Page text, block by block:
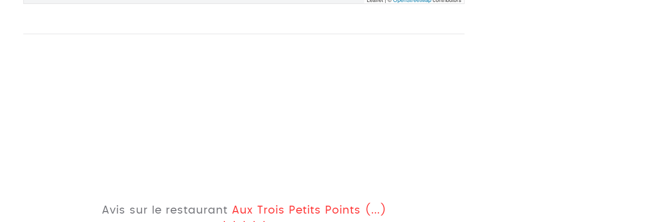
Avis sur le restaurant Aux Trois Petits Points (...)